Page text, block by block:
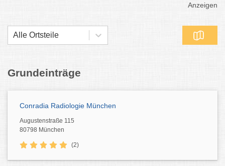
Anzeigen
Alle Ortsteile
Grundeinträge
Conradia Radiologie München
Augustenstraße 115
80798 München
(2)